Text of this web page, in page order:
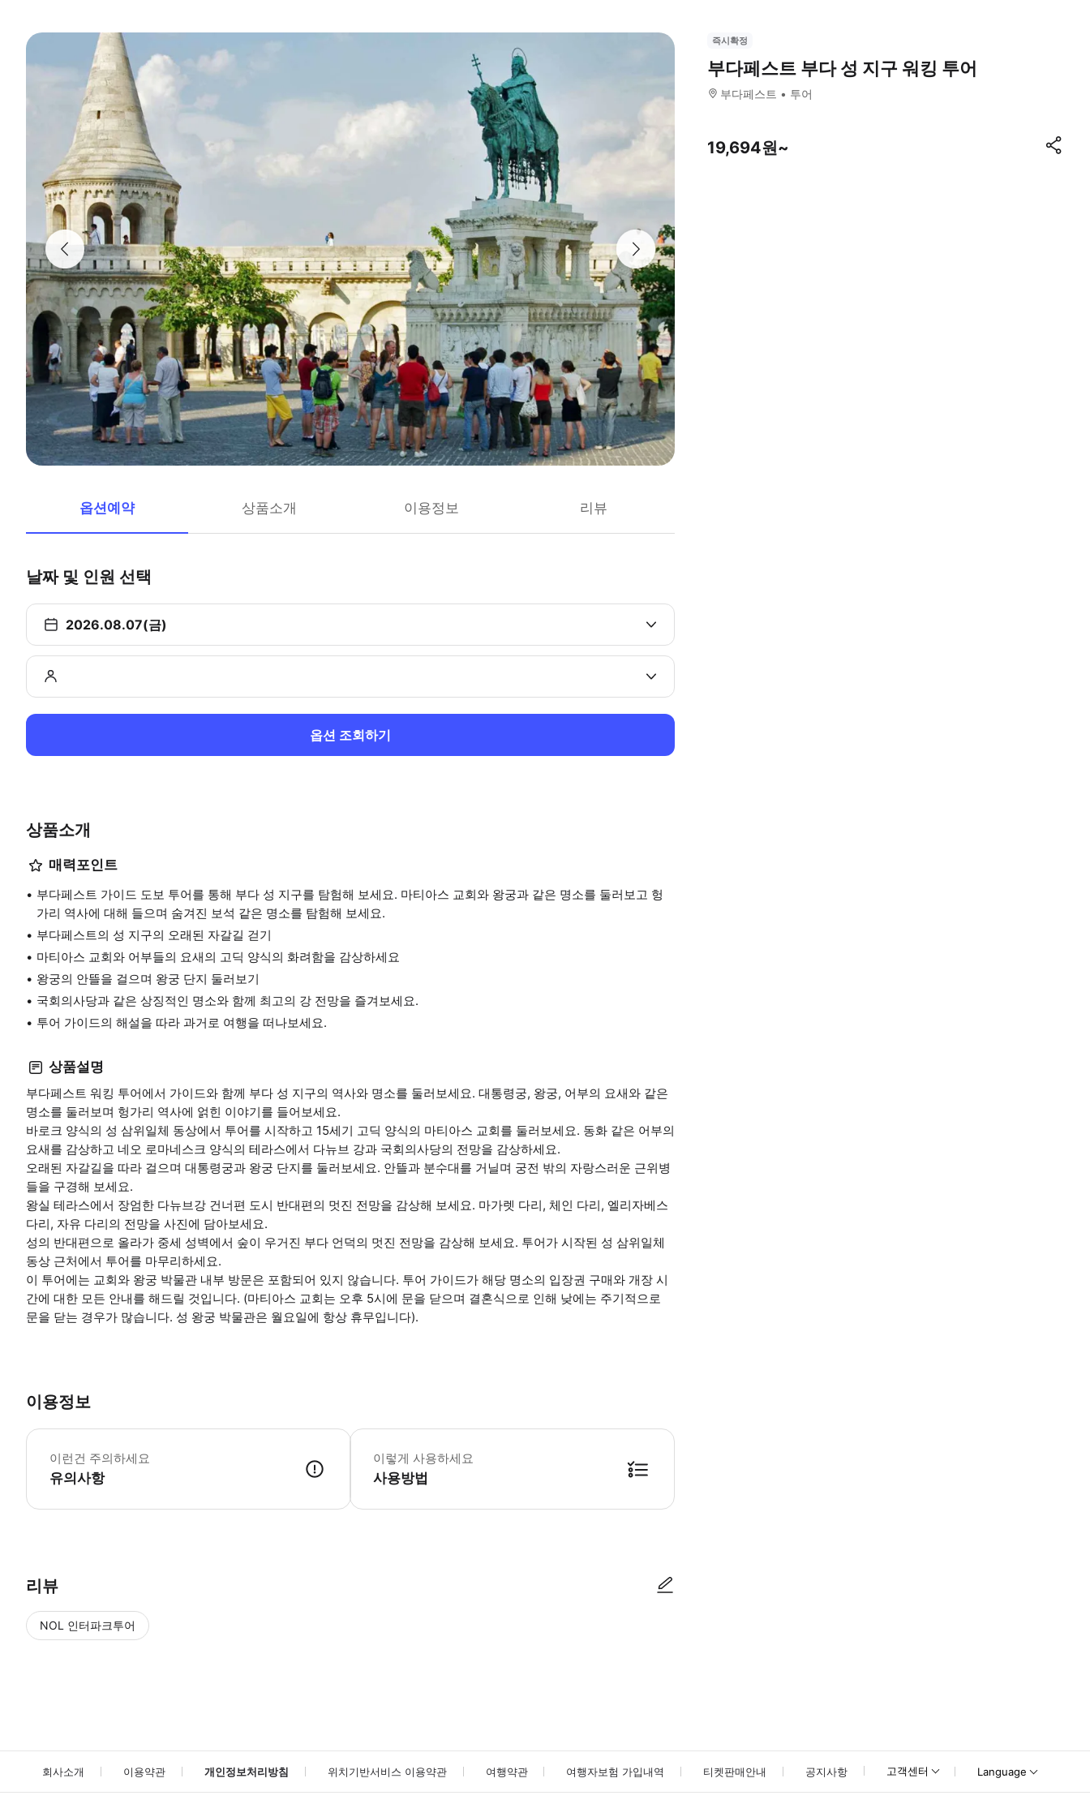
옵션예약 상품소개 이용정보 리뷰
날짜 및 인원 선택
2026.08.07(금)
옵션 조회하기
상품소개
매력포인트
부다페스트 가이드 도보 투어를 통해 부다 성 지구를 탐험해 보세요. 마티아스 교회와 왕궁과 같은 명소를 둘러보고 헝
가리 역사에 대해 들으며 숨겨진 보석 같은 명소를 탐험해 보세요.
부다페스트의 성 지구의 오래된 자갈길 걷기
마티아스 교회와 어부들의 요새의 고딕 양식의 화려함을 감상하세요
왕궁의 안뜰을 걸으며 왕궁 단지 둘러보기
국회의사당과 같은 상징적인 명소와 함께 최고의 강 전망을 즐겨보세요.
투어 가이드의 해설을 따라 과거로 여행을 떠나보세요.
상품설명
부다페스트 워킹 투어에서 가이드와 함께 부다 성 지구의 역사와 명소를 둘러보세요. 대통령궁, 왕궁, 어부의 요새와 같은
명소를 둘러보며 헝가리 역사에 얽힌 이야기를 들어보세요.
바로크 양식의 성 삼위일체 동상에서 투어를 시작하고 15세기 고딕 양식의 마티아스 교회를 둘러보세요. 동화 같은 어부의
요새를 감상하고 네오 로마네스크 양식의 테라스에서 다뉴브 강과 국회의사당의 전망을 감상하세요.
오래된 자갈길을 따라 걸으며 대통령궁과 왕궁 단지를 둘러보세요. 안뜰과 분수대를 거닐며 궁전 밖의 자랑스러운 근위병
들을 구경해 보세요.
왕실 테라스에서 장엄한 다뉴브강 건너편 도시 반대편의 멋진 전망을 감상해 보세요. 마가렛 다리, 체인 다리, 엘리자베스
다리, 자유 다리의 전망을 사진에 담아보세요.
성의 반대편으로 올라가 중세 성벽에서 숲이 우거진 부다 언덕의 멋진 전망을 감상해 보세요. 투어가 시작된 성 삼위일체
동상 근처에서 투어를 마무리하세요.
이 투어에는 교회와 왕궁 박물관 내부 방문은 포함되어 있지 않습니다. 투어 가이드가 해당 명소의 입장권 구매와 개장 시
간에 대한 모든 안내를 해드릴 것입니다. (마티아스 교회는 오후 5시에 문을 닫으며 결혼식으로 인해 낮에는 주기적으로
문을 닫는 경우가 많습니다. 성 왕궁 박물관은 월요일에 항상 휴무입니다).
이용정보
이런건 주의하세요
유의사항
- 이 투어는 비가 오나 눈이 오나 진행됩니다. * 소요시간 : 120분 (옵션에 따라 소요 시간이 다를 수 있으니, 예약 시 확인 부탁드립니다.)
이렇게 사용하세요
사용방법
리뷰
NOL 인터파크투어
즉시확정
부다페스트 부다 성 지구 워킹 투어
부다페스트 투어
19,694원~
회사소개 이용약관 개인정보처리방침 위치기반서비스 이용약관 여행약관 여행자보험 가입내역 티켓판매안내 공지사항 고객센터 Language